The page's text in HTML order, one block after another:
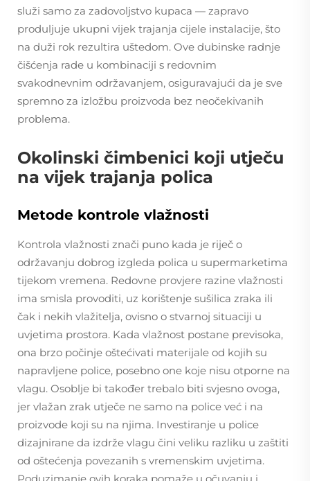
služi samo za zadovoljstvo kupaca — zapravo
produljuje ukupni vijek trajanja cijele instalacije, što
na duži rok rezultira uštedom. Ove dubinske radnje
čišćenja rade u kombinaciji s redovnim
svakodnevnim održavanjem, osiguravajući da je sve
spremno za izložbu proizvoda bez neočekivanih
problema.
Okolinski čimbenici koji utječu
na vijek trajanja polica
Metode kontrole vlažnosti
Kontrola vlažnosti znači puno kada je riječ o
održavanju dobrog izgleda polica u supermarketima
tijekom vremena. Redovne provjere razine vlažnosti
ima smisla provoditi, uz korištenje sušilica zraka ili
čak i nekih vlažitelja, ovisno o stvarnoj situaciji u
uvjetima prostora. Kada vlažnost postane previsoka,
ona brzo počinje oštećivati materijale od kojih su
napravljene police, posebno one koje nisu otporne na
vlagu. Osoblje bi također trebalo biti svjesno ovoga,
jer vlažan zrak utječe ne samo na police već i na
proizvode koji su na njima. Investiranje u police
dizajnirane da izdrže vlagu čini veliku razliku u zaštiti
od oštećenja povezanih s vremenskim uvjetima.